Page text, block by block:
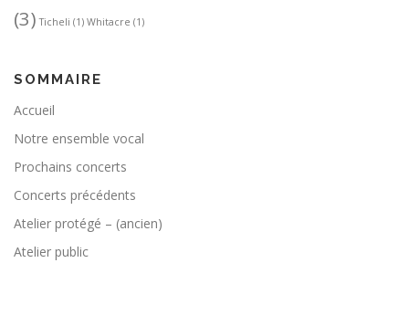
(3) Ticheli (1) Whitacre (1)
SOMMAIRE
Accueil
Notre ensemble vocal
Prochains concerts
Concerts précédents
Atelier protégé – (ancien)
Atelier public